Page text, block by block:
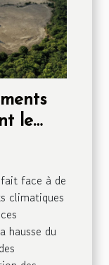
le
face à de
climatiques
hausse du